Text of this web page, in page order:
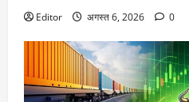
Editor अगस्त 6, 2026 0